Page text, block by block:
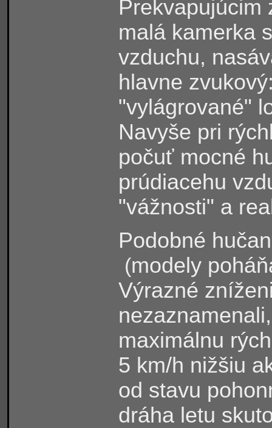
malá kamerka
vzduchu,
hlavne
"vylágrované"
Navyše pri
počuť mocné
prúdiacehu
"vážnosti" a
Podobné
(modely
Výrazné
maximálnu
5 km/h nižšiu
od stavu
dráha letu